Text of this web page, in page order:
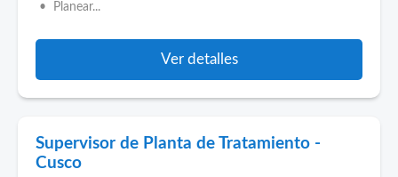
• Planear...
Ver detalles
Supervisor de Planta de Tratamiento -
Cusco